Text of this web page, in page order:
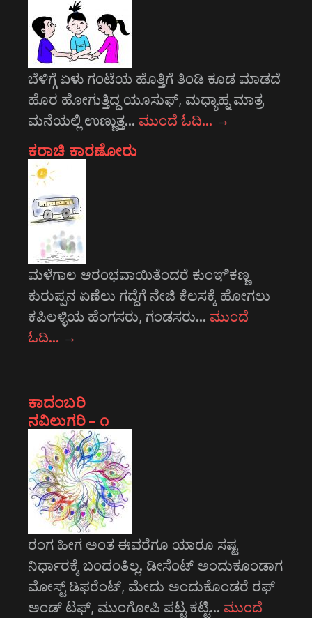
ಬೆಳಿಗ್ಗೆ ಏಳು ಗಂಟೆಯ ಹೊತ್ತಿಗೆ ತಿಂಡಿ ಕೂಡ ಮಾಡದೆ
ಹೊರ ಹೋಗುತ್ತಿದ್ದ ಯೂಸುಫ್, ಮಧ್ಯಾಹ್ನ ಮಾತ್ರ
ಮನೆಯಲ್ಲಿ ಉಣ್ಣುತ್ತ… ಮುಂದೆ ಓದಿ… →
ಕರಾಚಿ ಕಾರಣೋರು
ಮಳೆಗಾಲ ಆರಂಭವಾಯಿತೆಂದರೆ ಕುಂಞಿಕಣ್ಣ
ಕುರುಪ್ಪನ ಏಣೆಲು ಗದ್ದೆಗೆ ನೇಜಿ ಕೆಲಸಕ್ಕೆ ಹೋಗಲು
ಕಪಿಲಳ್ಳಿಯ ಹೆಂಗಸರು, ಗಂಡಸರು… ಮುಂದೆ
ಓದಿ… →
ಕಾದಂಬರಿ
ನವಿಲುಗರಿ – ೧
ರಂಗ ಹೀಗ ಅಂತ ಈವರೆಗೂ ಯಾರೂ ಸಷ್ಟ
ನಿರ್ಧಾರಕ್ಕೆ ಬಂದಂತಿಲ್ಲ. ಡೀಸೆಂಟ್ ಅಂದುಕೂಂಡಾಗ
ಮೋಸ್ಟ್‌ ಡಿಫರೆಂಟ್‌, ಮೇದು ಅಂದುಕೊಂಡರೆ ರಫ್
ಅಂಡ್ ಟಫ್, ಮುಂಗೋಪಿ ಪಟ್ಟ ಕಟ್ಟಿ… ಮುಂದೆ